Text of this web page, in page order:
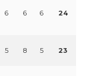
6 6 6 24
5 8 5 23